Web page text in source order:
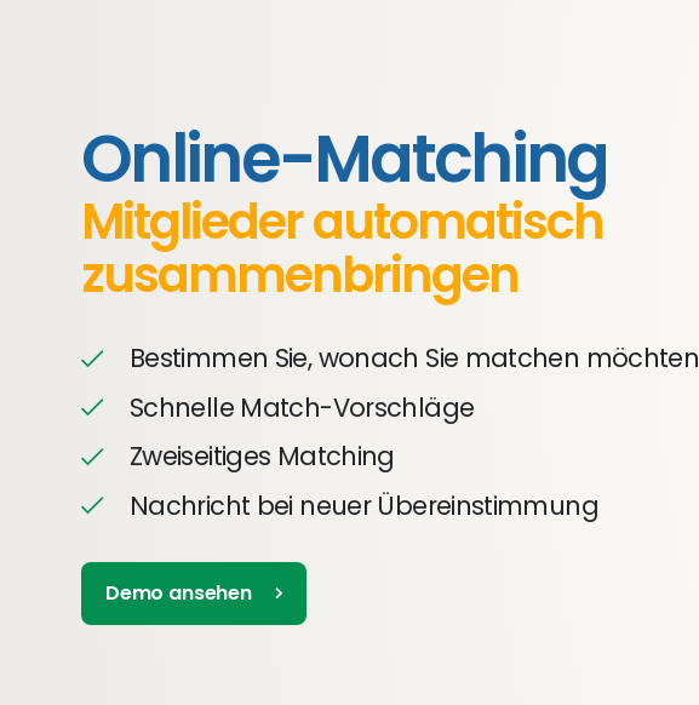
Online-Matching
Mitglieder automatisch
zusammenbringen
Bestimmen Sie, wonach Sie matchen möchten
Schnelle Match-Vorschläge
Zweiseitiges Matching
Nachricht bei neuer Übereinstimmung
Demo ansehen